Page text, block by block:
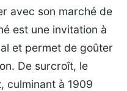
avec son marché de
est une invitation à
et permet de goûter
De surcroît, le
culminant à 1909